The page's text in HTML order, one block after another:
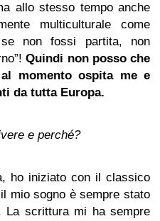
allo stesso tempo anche
multiculturale come
non fossi partita, non
Quindi non posso che
momento ospita me e
da tutta Europa.
e perché?
ho iniziato con il classico
mio sogno è sempre stato
La scrittura mi ha sempre